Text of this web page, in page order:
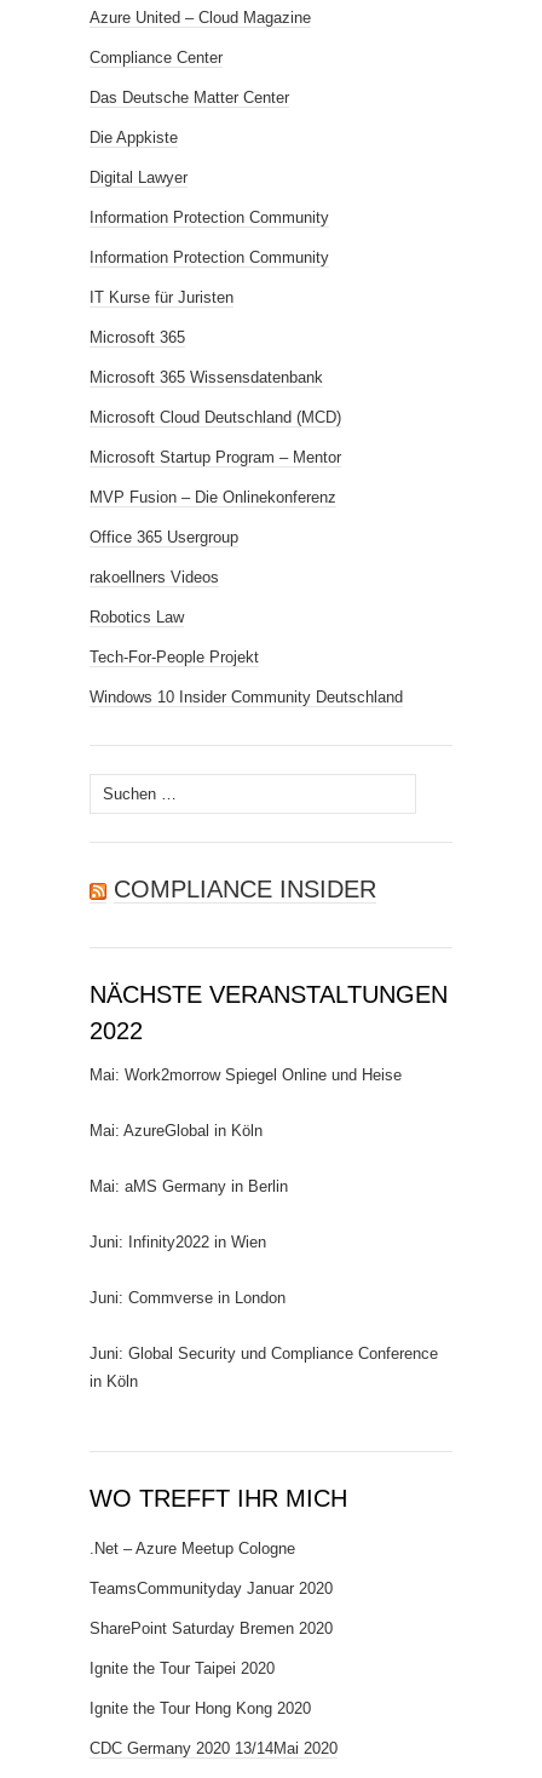
Azure United – Cloud Magazine
Compliance Center
Das Deutsche Matter Center
Die Appkiste
Digital Lawyer
Information Protection Community
Information Protection Community
IT Kurse für Juristen
Microsoft 365
Microsoft 365 Wissensdatenbank
Microsoft Cloud Deutschland (MCD)
Microsoft Startup Program – Mentor
MVP Fusion – Die Onlinekonferenz
Office 365 Usergroup
rakoellners Videos
Robotics Law
Tech-For-People Projekt
Windows 10 Insider Community Deutschland
Suchen
nach:
COMPLIANCE INSIDER
NÄCHSTE VERANSTALTUNGEN
2022
Mai: Work2morrow Spiegel Online und Heise
Mai: AzureGlobal in Köln
Mai: aMS Germany in Berlin
Juni: Infinity2022 in Wien
Juni: Commverse in London
Juni: Global Security und Compliance Conference
in Köln
WO TREFFT IHR MICH
.Net – Azure Meetup Cologne
TeamsCommunityday Januar 2020
SharePoint Saturday Bremen 2020
Ignite the Tour Taipei 2020
Ignite the Tour Hong Kong 2020
CDC Germany 2020 13/14Mai 2020